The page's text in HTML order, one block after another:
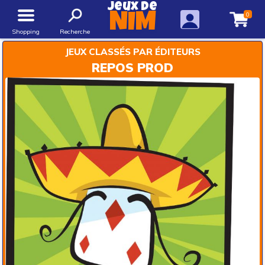
Shopping Recherche
Jeux de
NIM 0
JEUX CLASSÉS PAR ÉDITEURS
REPOS PROD